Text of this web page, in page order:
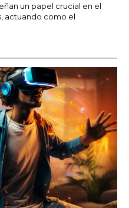
un papel crucial en el
actuando como el